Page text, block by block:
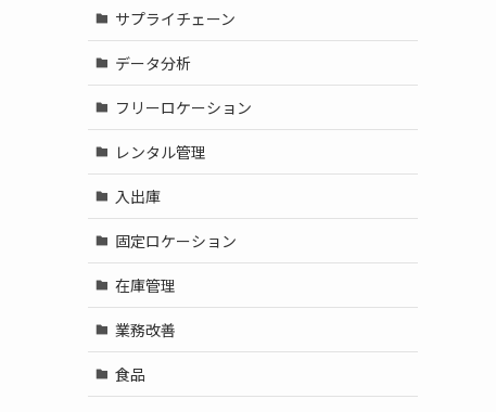
サプライチェーン
データ分析
フリーロケーション
レンタル管理
入出庫
固定ロケーション
在庫管理
業務改善
食品